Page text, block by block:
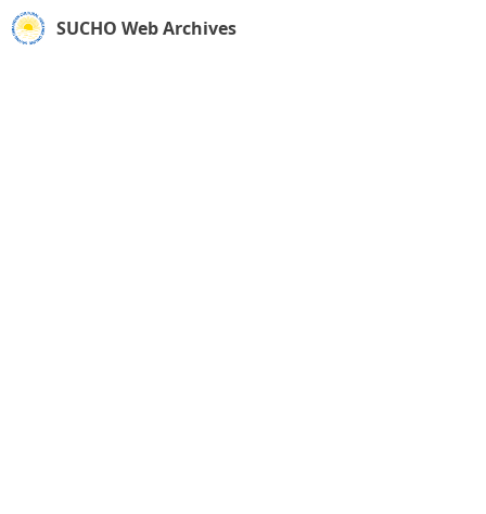
SUCHO Web Archives